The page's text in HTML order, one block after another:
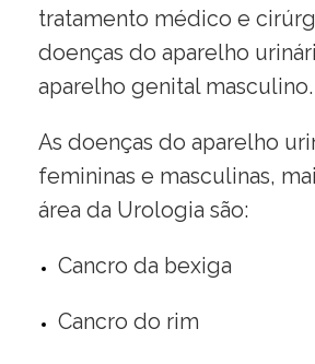
tratamento médico e
doenças do aparelho
aparelho genital masculino.
As doenças do aparelho
femininas e masculinas,
área da Urologia são:
Cancro da bexiga
Cancro do rim